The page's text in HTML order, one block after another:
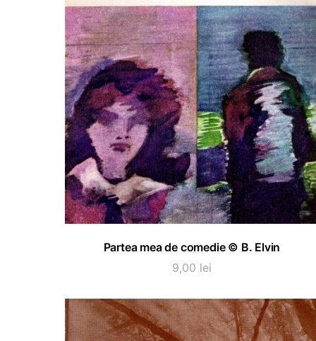
ADAUGĂ ÎN COȘ
Partea mea de comedie © B. Elvin
9,00 lei